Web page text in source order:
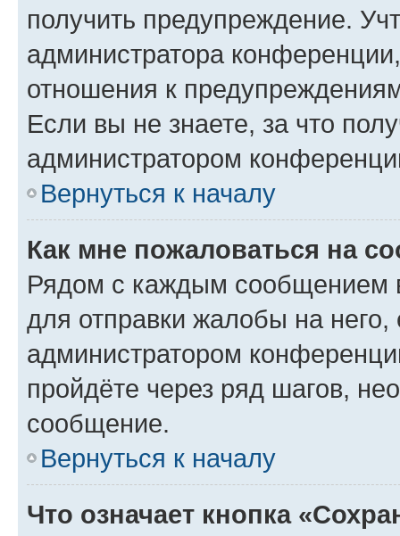
получить предупреждение.
администратора
отношения к
Если вы не знаете, за что
администратором
Вернуться к началу
Как мне пожаловаться на
Рядом с каждым сообщением
для отправки жалобы на
администратором
пройдёте через ряд шагов,
сообщение.
Вернуться к началу
Что означает кнопка